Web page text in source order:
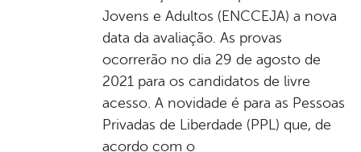
Jovens e Adultos (ENCCEJA) a nova
data da avaliação. As provas
ocorrerão no dia 29 de agosto de
2021 para os candidatos de livre
acesso. A novidade é para as Pessoas
Privadas de Liberdade (PPL) que, de
acordo com o